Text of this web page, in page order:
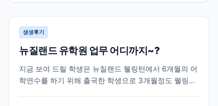
학생인데, 3개월차에 뉴질랜드가 코로나로 인한 락다운
이...
생생후기
뉴질랜드 유학원 업무 어디까지~?
지금 보여 드릴 학생은 뉴질랜드 웰링턴에서 6개월의 어
학연수를 하기 위해 출국한 학생으로 3개월정도 웰링턴